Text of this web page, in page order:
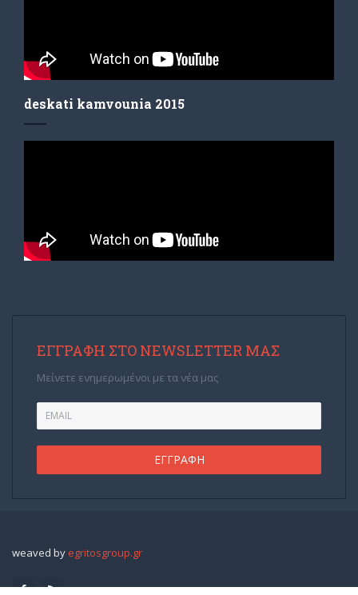
deskati kamvounia 2015
ΕΓΓΡΑΦΉ ΣΤΟ NEWSLETTER ΜΑΣ
Μείνετε ενημερωμένοι με τα νέα μας
weaved by egritosgroup.gr